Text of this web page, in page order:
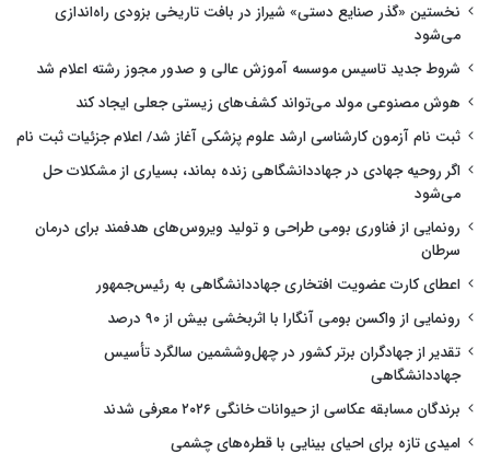
نخستین «گذر صنایع دستی» شیراز در بافت تاریخی بزودی راه‌اندازی
می‌شود
شروط جدید تاسیس موسسه آموزش عالی و صدور مجوز رشته اعلام شد
هوش مصنوعی مولد می‌تواند کشف‌های زیستی جعلی ایجاد کند
ثبت نام آزمون کارشناسی ارشد علوم پزشکی آغاز شد/ اعلام جزئیات ثبت نام
اگر روحیه جهادی در جهاددانشگاهی زنده بماند، بسیاری از مشکلات حل
می‌شود
رونمایی از فناوری بومی طراحی و تولید ویروس‌های هدفمند برای درمان
سرطان
اعطای کارت عضویت افتخاری جهاددانشگاهی به رئیس‌جمهور
رونمایی از واکسن بومی آنگارا با اثربخشی بیش از ۹۰ درصد
تقدیر از جهادگران برتر کشور در چهل‌وششمین سالگرد تأسیس
جهاددانشگاهی
برندگان مسابقه عکاسی از حیوانات خانگی ۲۰۲۶ معرفی شدند
امیدی تازه برای احیای بینایی با قطره‌های چشمی